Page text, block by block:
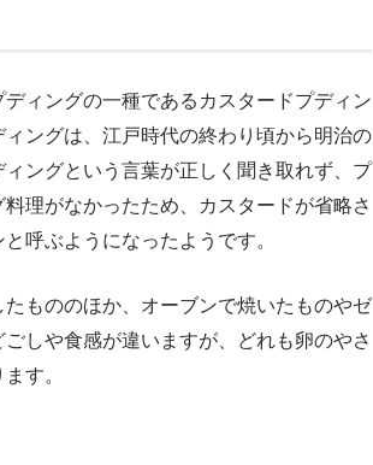
ィングの一種であるカスタードプディン
ングは、江戸時代の終わり頃から明治の
ングという言葉が正しく聞き取れず、プ
理がなかったため、カスタードが省略さ
呼ぶようになったようです。
もののほか、オーブンで焼いたものやゼ
しや食感が違いますが、どれも卵のやさ
す。